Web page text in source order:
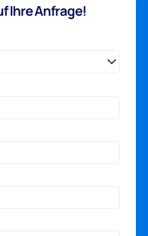
Ihre Anfrage!